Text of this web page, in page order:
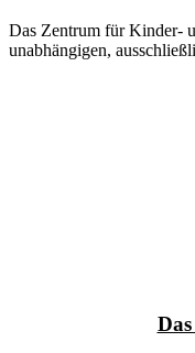
Das Zentrum für Kinder-
unabhängigen,